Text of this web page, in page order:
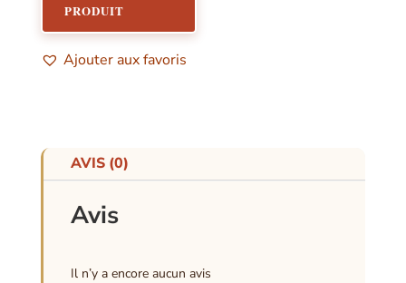
PRODUIT
Ajouter aux favoris
AVIS (0)
Avis
Il n’y a encore aucun avis